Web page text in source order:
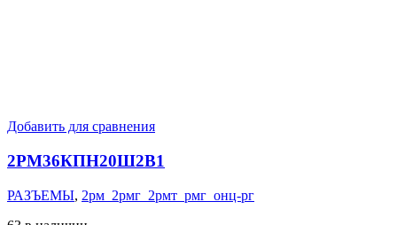
Добавить для сравнения
2РМ36КПН20Ш2В1
РАЗЪЕМЫ, 2рм_2рмг_2рмт_рмг_онц-рг